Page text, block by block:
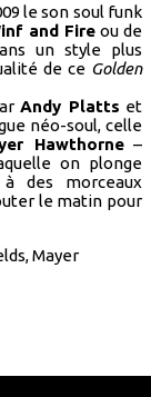
le son soul funk
and Fire ou de
un style plus
de ce Golden
Andy Platts et
néo-soul, celle
Hawthorne–
on plonge
des morceaux
le matin pour
Mayer